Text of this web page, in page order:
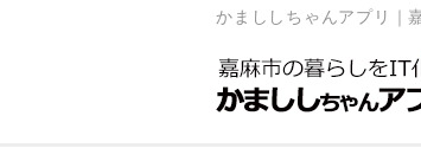
かまししちゃんアプリ｜